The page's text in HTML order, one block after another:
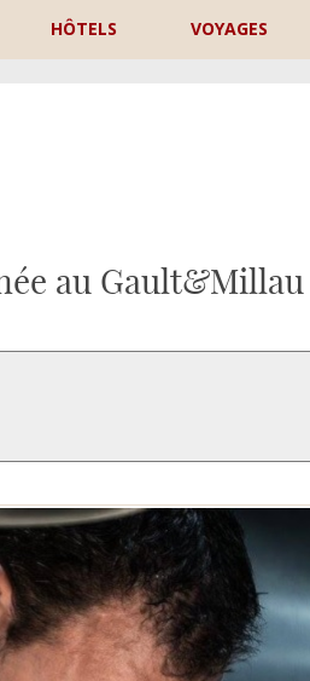
HÔTELS VOYAGES
au Gault&Millau